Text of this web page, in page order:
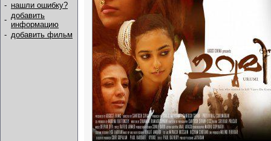
- нашли ошибку?
- добавить
информацию
- добавить фильм